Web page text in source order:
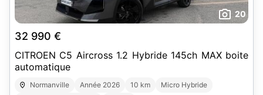
20
32 990 €
CITROEN C5 Aircross 1.2 Hybride 145ch MAX boite
automatique
Normanville Année 2026 10 km
Micro Hybride